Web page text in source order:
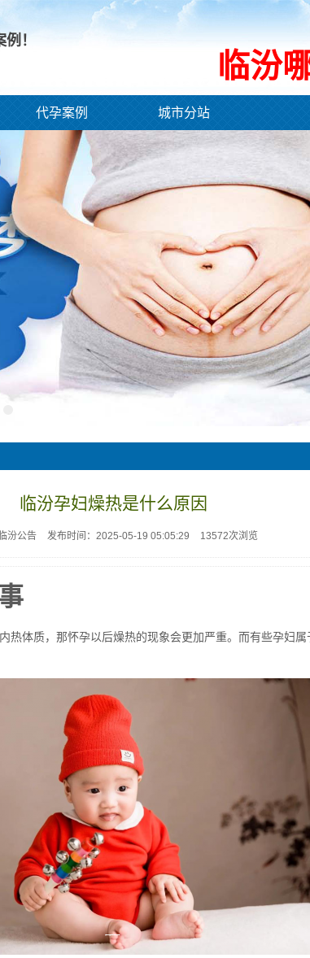
！
临汾
代孕案例 城市分站
临汾孕妇燥热是什么原因
汾公告 发布时间：2025-05-19 05:05:29 13572次浏览
热体质，那怀孕以后燥热的现象会更加严重。而有些孕妇